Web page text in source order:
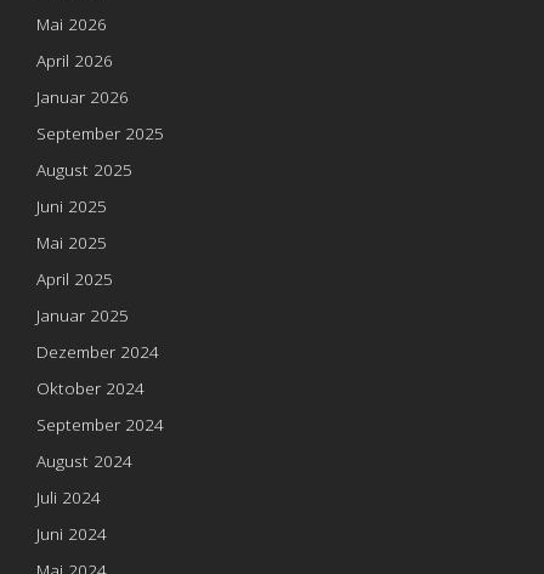
Mai 2026
April 2026
Januar 2026
September 2025
August 2025
Juni 2025
Mai 2025
April 2025
Januar 2025
Dezember 2024
Oktober 2024
September 2024
August 2024
Juli 2024
Juni 2024